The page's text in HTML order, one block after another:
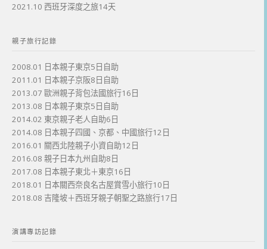
2021.10 西班牙深度之旅14天
親子旅行記錄
2008.01 日本親子東京5日自助
2011.01 日本親子京阪8日自助
2013.07 歐洲親子背包法國旅行16日
2013.08 日本親子東京5日自助
2014.02 東京親子老人自助6日
2014.08 日本親子四國、京都、中國旅行12日
2016.01 關西北陸親子小資自助12日
2016.08 親子日本九州自助8日
2017.08 日本親子東北＋東京16日
2018.01 日本關西奈良名古屋賞雪小旅行10日
2018.08 吉隆坡＋西班牙親子朝聖之路旅行17日
演講專訪記錄